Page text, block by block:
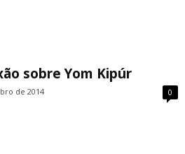
sobre Yom Kipúr
de 2014 0